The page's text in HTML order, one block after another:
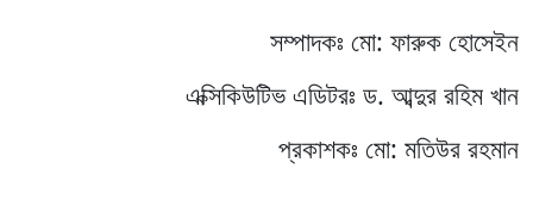
সম্পাদকঃ মো: ফারুক হোসেইন
এক্সিকিউটিভ এডিটরঃ ড. আব্দুর রহিম খান
প্রকাশকঃ মো: মতিউর রহমান